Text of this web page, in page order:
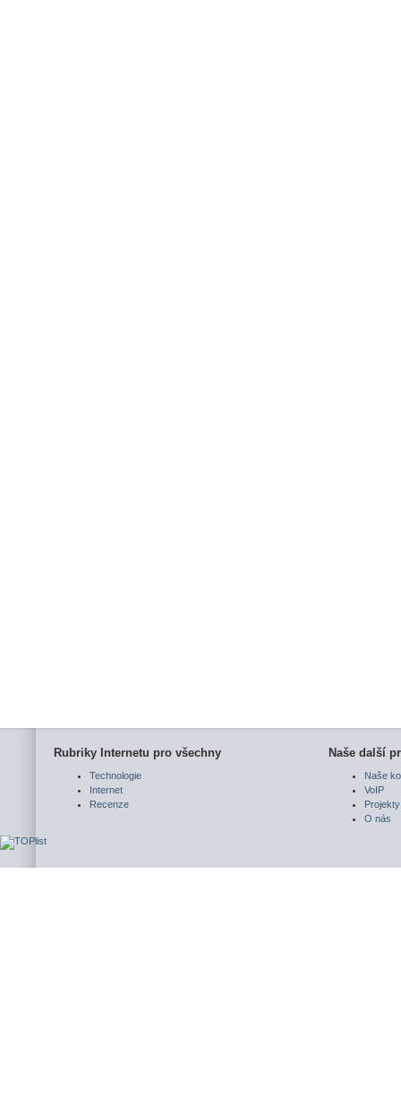
Rubriky Internetu pro všechny
Technologie
Internet
Recenze
Naše další
Naše
VoIP
Projekty
O nás